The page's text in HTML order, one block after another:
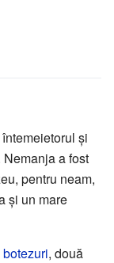
și
a fost
pentru neam,
și un mare
botezuri, două